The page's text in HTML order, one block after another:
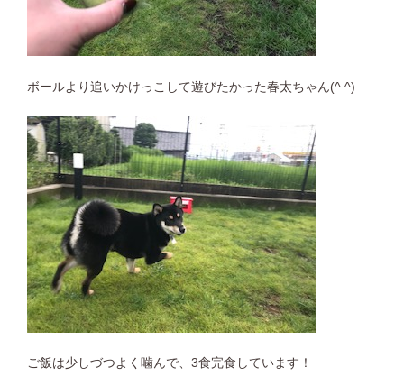
ボールより追いかけっこして遊びたかった春太ちゃん(^ ^)
ご飯は少しづつよく噛んで、3食完食しています！